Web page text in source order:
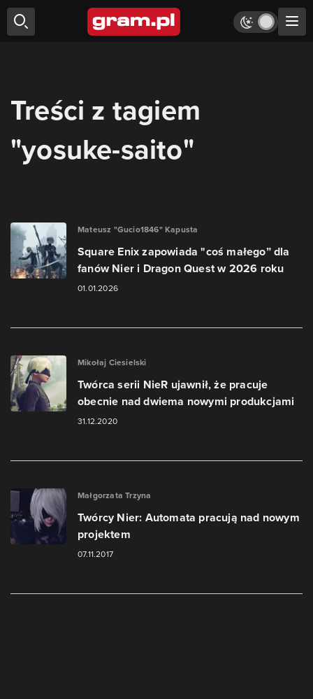
Treści z tagiem
"yosuke-saito"
Mateusz "Gucio1846" Kapusta
Square Enix zapowiada "coś małego” dla
fanów Nier i Dragon Quest w 2026 roku
01.01.2026
Mikołaj Ciesielski
Twórca serii NieR ujawnił, że pracuje
obecnie nad dwiema nowymi produkcjami
31.12.2020
Małgorzata Trzyna
Twórcy Nier: Automata pracują nad nowym
projektem
07.11.2017